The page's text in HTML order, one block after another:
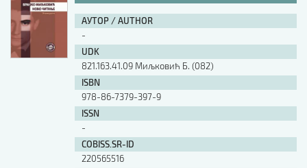
АУТОР / AUTHOR
-
UDK
821.163.41.09 Миљковић Б. (082)
ISBN
978-86-7379-397-9
ISSN
-
COBISS.SR-ID
220565516